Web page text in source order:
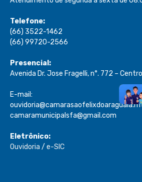
Telefone:
(66) 3522-1462
(66) 99720-2566
Presencial:
Avenida Dr. Jose Fragelli, n°. 772 –
E-mail:
camaramunicipalsfa@gmail.com
Eletrônico:
Ouvidoria / e-SIC